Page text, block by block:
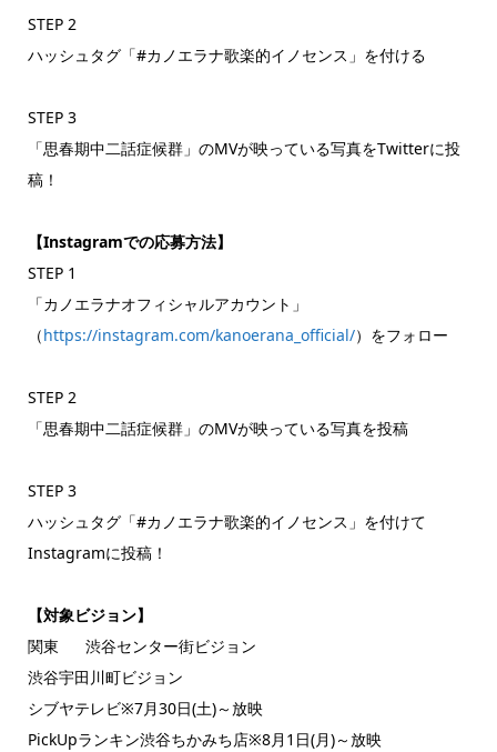
STEP 2
ハッシュタグ「#カノエラナ歌楽的イノセンス」を付ける
STEP 3
「思春期中二話症候群」のMVが映っている写真をTwitterに投
稿！
【Instagramでの応募方法】
STEP 1
「カノエラナオフィシャルアカウント」
（https://instagram.com/kanoerana_official/）をフォロー
STEP 2
「思春期中二話症候群」のMVが映っている写真を投稿
STEP 3
ハッシュタグ「#カノエラナ歌楽的イノセンス」を付けて
Instagramに投稿！
【対象ビジョン】
関東 渋谷センター街ビジョン
渋谷宇田川町ビジョン
シブヤテレビ※7月30日(土)～放映
PickUpランキン渋谷ちかみち店※8月1日(月)～放映